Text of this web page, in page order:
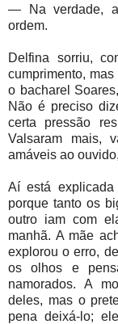
— Na verdade,
ordem.
Delfina sorriu,
cumprimento,
o bacharel
Não é preciso
certa pressão
Valsaram mais,
amáveis ao
Aí está
porque tanto os
outro iam com
manhã. A mãe
explorou o erro,
os olhos e
namorados. A
deles, mas o
pena deixá-lo;